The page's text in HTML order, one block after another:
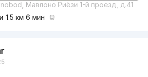
Мавлоно Риёзи 1-й проезд, д.41
1.5 км 6 мин